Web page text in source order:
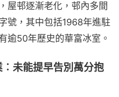
屋邨逐漸老化，邨內多間
號，其中包括1968年進駐
逾50年歷史的華富冰室。
未能提早告別萬分抱